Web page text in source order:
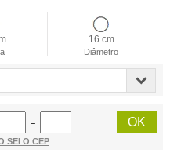
16 cm
Diâmetro
−
SEI O CEP